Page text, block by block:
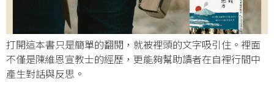
打開這本書只是簡單的翻閱，就被裡頭的文字吸引住。裡面
不僅是陳維恩宣教士的經歷，更能夠幫助讀者在自裡行間中
產生對話與反思。